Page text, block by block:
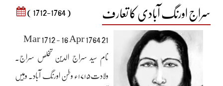
سراج اورنگ آبادی کا تعارف ( 1712-1764 )
21 Mar 1712 - 16 Apr 1764
نام سید سراج الدین تخلص سراج۔
ولادت۱۷۱۵ء وطن اورنگ آباد۔ وہیں